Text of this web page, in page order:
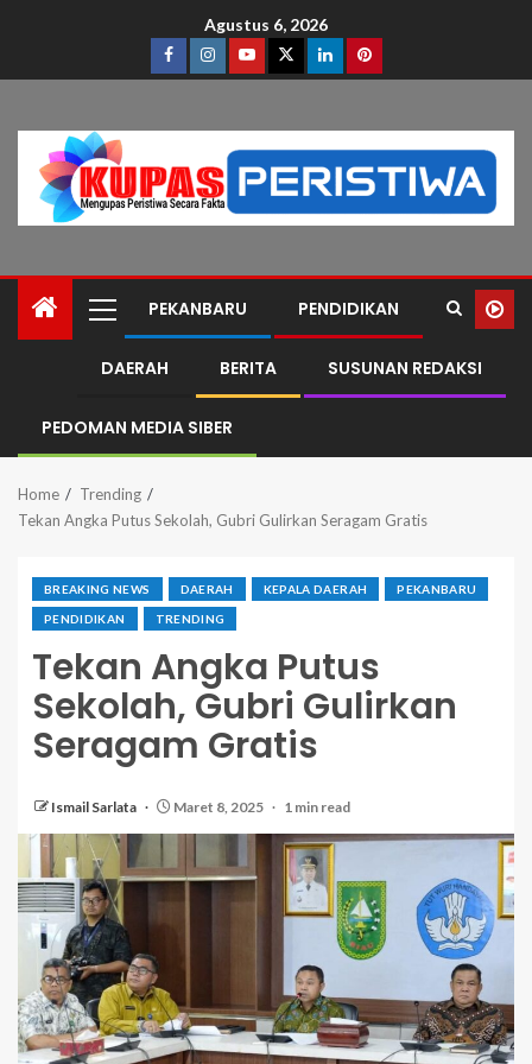
Agustus 6, 2026
PEKANBARU PENDIDIKAN
DAERAH BERITA SUSUNAN REDAKSI
PEDOMAN MEDIA SIBER
Home
Trending
Tekan Angka Putus Sekolah, Gubri Gulirkan Seragam Gratis
BREAKING NEWS DAERAH KEPALA DAERAH PEKANBARU
PENDIDIKAN TRENDING
Tekan Angka Putus
Sekolah, Gubri Gulirkan
Seragam Gratis
Ismail Sarlata Maret 8, 2025 1 min read